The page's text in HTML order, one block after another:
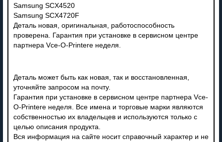
Samsung SCX4520
Samsung SCX4720F
Деталь новая, оригинальная, работоспособность
проверена. Гарантия при установке в сервисном центре
партнера Vce-O-Printere неделя.
Деталь может быть как новая, так и восстановленная,
уточняйте запросом на почту.
Гарантия при установке в сервисном центре партнера Vce-
O-Printere неделя. Все имена и торговые марки являются
собственностью их владельцев и используются только с
целью описания продукта.
Вся информация на сайте носит справочный характер и не